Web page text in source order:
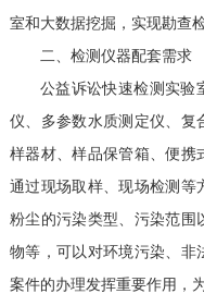
室和大数据挖掘，实现勘查
二、检测仪器配套需求
公益诉讼快速检测实验
仪、多参数水质测定仪、复
样器材、样品保管箱、便携
通过现场取样、现场检测等
粉尘的污染类型、污染范围
物等，可以对环境污染、非
案件的办理发挥重要作用，